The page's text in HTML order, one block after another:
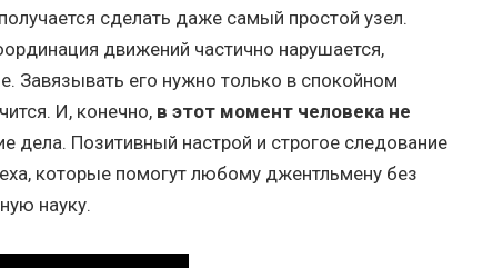
сделать даже самый простой узел.
движений частично нарушается,
Завязывать его нужно только в спокойном
И, конечно, в этот момент человека не
дела. Позитивный настрой и строгое следование
которые помогут любому джентльмену без
науку.